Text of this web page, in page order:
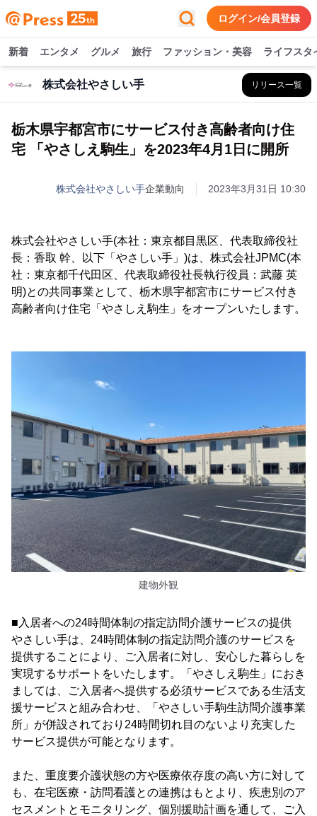
ログイン/会員登録
新着 エンタメ グルメ 旅行 ファッション・美容 ライフスタ
株式会社やさしい手 リリース一覧
栃木県宇都宮市にサービス付き高齢者向け住
宅 「やさしえ駒生」を2023年4月1日に開所
株式会社やさしい手企業動向 2023年3月31日 10:30
株式会社やさしい手(本社：東京都目黒区、代表取締役社
長：香取 幹、以下「やさしい手」)は、株式会社JPMC(本
社：東京都千代田区、代表取締役社長執行役員：武藤 英
明)との共同事業として、栃木県宇都宮市にサービス付き
高齢者向け住宅「やさしえ駒生」をオープンいたします。
建物外観
■入居者への24時間体制の指定訪問介護サービスの提供
やさしい手は、24時間体制の指定訪問介護のサービスを
提供することにより、ご入居者に対し、安心した暮らしを
実現するサポートをいたします。「やさしえ駒生」におき
ましては、ご入居者へ提供する必須サービスである生活支
援サービスと組み合わせ、「やさしい手駒生訪問介護事業
所」が併設されており24時間切れ目のないより充実した
サービス提供が可能となります。
また、重度要介護状態の方や医療依存度の高い方に対して
も、在宅医療・訪問看護との連携はもとより、疾患別のア
セスメントとモニタリング、個別援助計画を通して、ご入